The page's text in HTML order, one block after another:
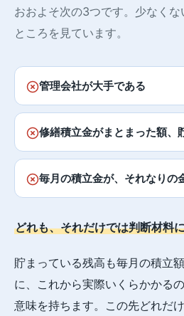
おおよそ次の3つです。少なく
ところを見ています。
管理会社が大手である
修繕積立金がまとまった額、
毎月の積立金が、それなりの
どれも、それだけでは判断材料
貯まっている残高も毎月の積立
に、これから実際いくらかかる
意味を持ちます。この先どれだ